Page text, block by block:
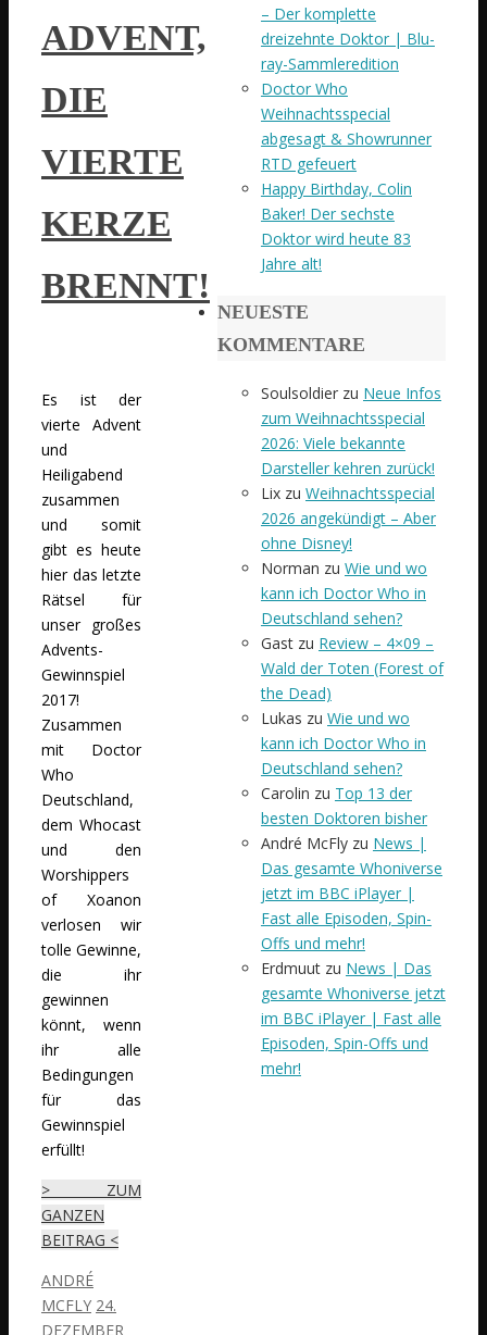
ADVENT,
DIE
VIERTE
KERZE
BRENNT!
Es ist der
vierte Advent
und
Heiligabend
zusammen
und somit
gibt es heute
hier das letzte
Rätsel für
unser großes
Advents-
Gewinnspiel
2017!
Zusammen
mit Doctor
Who
Deutschland,
dem Whocast
und den
Worshippers
of Xoanon
verlosen wir
tolle Gewinne,
die ihr
gewinnen
könnt, wenn
ihr alle
Bedingungen
für das
Gewinnspiel
erfüllt!
> ZUM
GANZEN
BEITRAG <
ANDRÉ
MCFLY 24.
DEZEMBER
– Der komplette
dreizehnte Doktor | Blu-
ray-Sammleredition
Doctor Who
Weihnachtsspecial
abgesagt & Showrunner
RTD gefeuert
Happy Birthday, Colin
Baker! Der sechste
Doktor wird heute 83
Jahre alt!
NEUESTE
KOMMENTARE
Soulsoldier zu Neue Infos
zum Weihnachtsspecial
2026: Viele bekannte
Darsteller kehren zurück!
Lix zu Weihnachtsspecial
2026 angekündigt – Aber
ohne Disney!
Norman zu Wie und wo
kann ich Doctor Who in
Deutschland sehen?
Gast zu Review – 4×09 –
Wald der Toten (Forest of
the Dead)
Lukas zu Wie und wo
kann ich Doctor Who in
Deutschland sehen?
Carolin zu Top 13 der
besten Doktoren bisher
André McFly zu News |
Das gesamte Whoniverse
jetzt im BBC iPlayer |
Fast alle Episoden, Spin-
Offs und mehr!
Erdmuut zu News | Das
gesamte Whoniverse jetzt
im BBC iPlayer | Fast alle
Episoden, Spin-Offs und
mehr!